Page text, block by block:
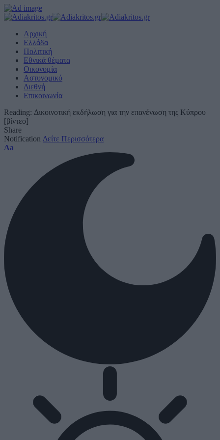
Αρχική
Ελλάδα
Πολιτική
Εθνικά θέματα
Οικονομία
Αστυνομικό
Διεθνή
Επικοινωνία
Reading: Δικοινοτική εκδήλωση για την επανένωση της Κύπρου
[βίντεο]
Share
Notification Δείτε Περισσότερα
Font
Aa